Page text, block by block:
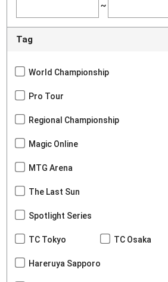
~
Tag
World Championship
Pro Tour
Regional Championship
Magic Online
MTG Arena
The Last Sun
Spotlight Series
TC Tokyo TC Osaka
Hareruya Sapporo